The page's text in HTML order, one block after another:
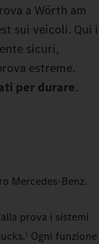
a Wörth am
sui veicoli. Qui i
sicuri,
estreme.
per durare.
Mercedes‑Benz.
prova i sistemi
1 Ogni funzione